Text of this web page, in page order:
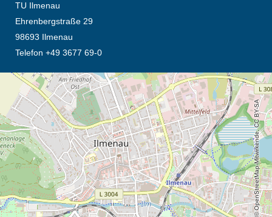
TU Ilmenau
Ehrenbergstraße 29
98693 Ilmenau
Telefon +49 3677 69-0
Öffnet die Anfahrtsbeschreibung in neuem Tab (Karte)
© OpenStreetMap-Mitwirkende, CC BY-SA